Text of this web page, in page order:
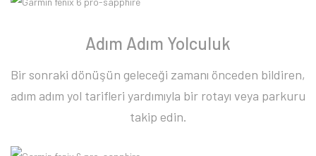
Adım Adım Yolculuk
Bir sonraki dönüşün geleceği zamanı önceden bildiren,
adım adım yol tarifleri yardımıyla bir rotayı veya parkuru
takip edin.